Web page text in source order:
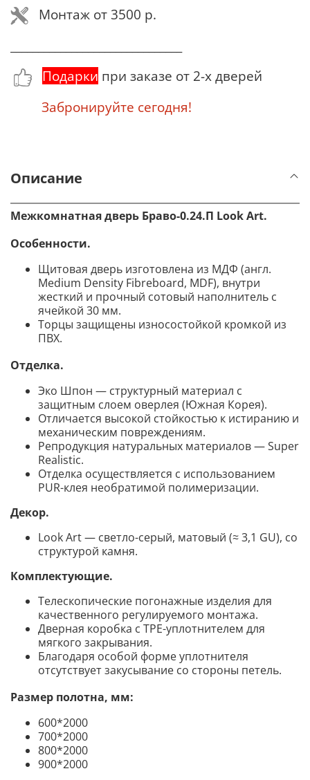
Монтаж от 3500 р.
Подарки при заказе от 2-х дверей
Забронируйте сегодня!
Описание
Межкомнатная дверь Браво-0.24.П Look Art.
Особенности.
Щитовая дверь изготовлена из МДФ (англ.
Medium Density Fibreboard, MDF), внутри
жесткий и прочный сотовый наполнитель с
ячейкой 30 мм.
Торцы защищены износостойкой кромкой из
ПВХ.
Отделка.
Эко Шпон — структурный материал с
защитным слоем оверлея (Южная Корея).
Отличается высокой стойкостью к истиранию и
механическим повреждениям.
Репродукция натуральных материалов — Super
Realistic.
Отделка осуществляется с использованием
PUR-клея необратимой полимеризации.
Декор.
Look Art— светло-серый, матовый (≈ 3,1 GU), со
структурой камня.
Комплектующие.
Телескопические погонажные изделия для
качественного регулируемого монтажа.
Дверная коробка с TPE-уплотнителем для
мягкого закрывания.
Благодаря особой форме уплотнителя
отсутствует закусывание со стороны петель.
Размер полотна, мм:
600*2000
700*2000
800*2000
900*2000